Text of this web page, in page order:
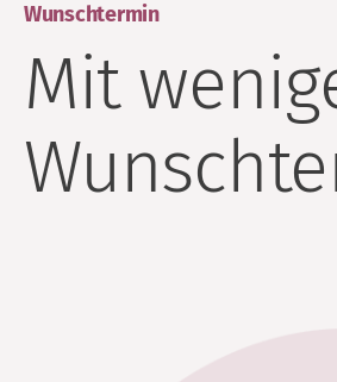
Wunschtermin
Mit